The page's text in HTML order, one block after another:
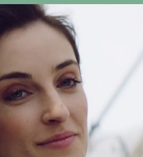
på Life
än ett uppdrag – det är
går tusentals kunder
och Norge, och
människor till oss för